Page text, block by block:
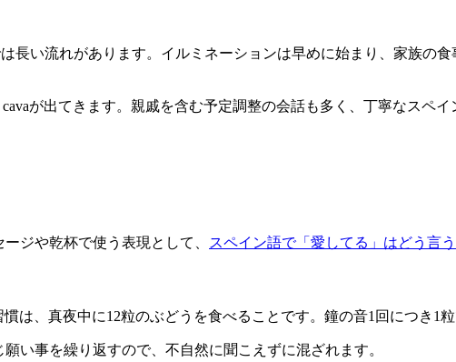
長い流れがあります。イルミネーションは早めに始まり、家族の
が出てきます。親戚を含む予定調整の会話も多く、丁寧なスペ
ジや乾杯で使う表現として、 スペイン語で「愛してる」はどう言う
は、真夜中に12粒のぶどうを食べることです。鐘の音1回につき1粒
い事を繰り返すので、不自然に聞こえずに混ざれます。